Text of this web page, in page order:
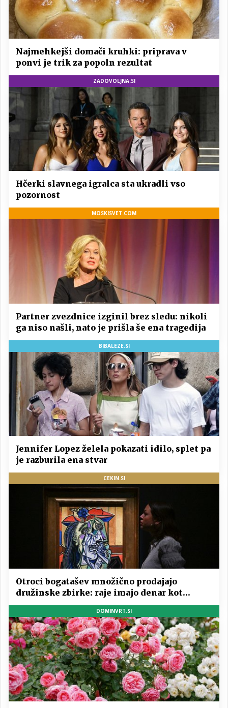
Najmehkejši domači kruhki: priprava v
ponvi je trik za popoln rezultat
ZADOVOLJNA.SI
Hčerki slavnega igralca sta ukradli vso
pozornost
MOSKISVET.COM
Partner zvezdnice izginil brez sledu: nikoli
ga niso našli, nato je prišla še ena tragedija
BIBALEZE.SI
Jennifer Lopez želela pokazati idilo, splet pa
je razburila ena stvar
CEKIN.SI
Otroci bogatašev množično prodajajo
družinske zbirke: raje imajo denar kot
umetnine
DOMINVRT.SI